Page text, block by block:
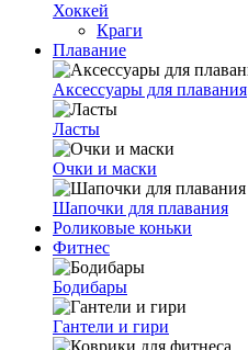
Хоккей
Краги
Плавание
Аксессуары для плавания
Ласты
Очки и маски
Шапочки для плавания
Роликовые коньки
Фитнес
Бодибары
Гантели и гири